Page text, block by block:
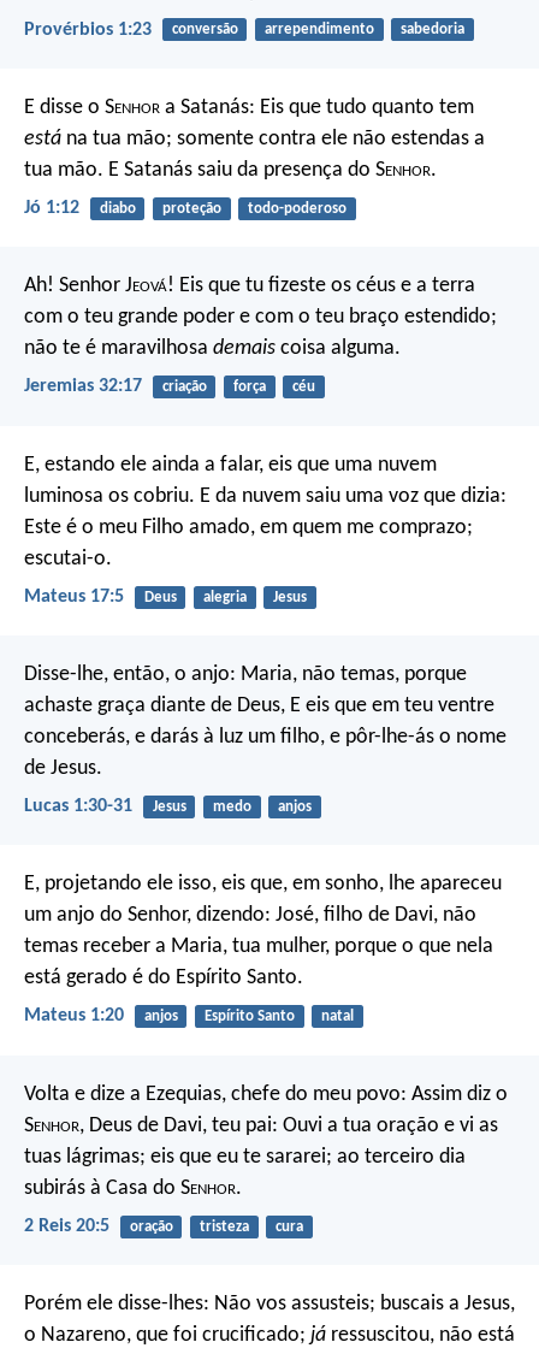
Provérbios 1:23 conversão arrependimento sabedoria
E disse o Senhor a Satanás: Eis que tudo quanto tem
está na tua mão; somente contra ele não estendas a
tua mão. E Satanás saiu da presença do Senhor.
Jó 1:12 diabo proteção todo-poderoso
Ah! Senhor Jeová! Eis que tu fizeste os céus e a terra
com o teu grande poder e com o teu braço estendido;
não te é maravilhosa demais coisa alguma.
Jeremias 32:17 criação força céu
E, estando ele ainda a falar, eis que uma nuvem
luminosa os cobriu. E da nuvem saiu uma voz que dizia:
Este é o meu Filho amado, em quem me comprazo;
escutai-o.
Mateus 17:5 Deus alegria Jesus
Disse-lhe, então, o anjo: Maria, não temas, porque
achaste graça diante de Deus, E eis que em teu ventre
conceberás, e darás à luz um filho, e pôr-lhe-ás o nome
de Jesus.
Lucas 1:30-31 Jesus medo anjos
E, projetando ele isso, eis que, em sonho, lhe apareceu
um anjo do Senhor, dizendo: José, filho de Davi, não
temas receber a Maria, tua mulher, porque o que nela
está gerado é do Espírito Santo.
Mateus 1:20 anjos Espírito Santo natal
Volta e dize a Ezequias, chefe do meu povo: Assim diz o
Senhor, Deus de Davi, teu pai: Ouvi a tua oração e vi as
tuas lágrimas; eis que eu te sararei; ao terceiro dia
subirás à Casa do Senhor.
2 Reis 20:5 oração tristeza cura
Porém ele disse-lhes: Não vos assusteis; buscais a Jesus,
o Nazareno, que foi crucificado; já ressuscitou, não está